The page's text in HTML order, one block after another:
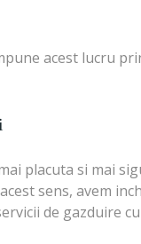
acest lucru
placuta si mai
sens, avem
de gazduire